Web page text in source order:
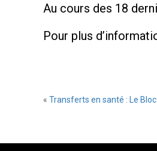
Au cours des 18
Pour plus
« Transferts en santé : Le